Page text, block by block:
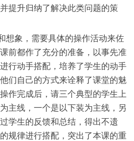
提升归纳了解决此类问题的策
想象，需要具体的操作活动来佐
前都作了充分的准备，以事先准
行动手搭配，培养了学生的动手
们自己的方式来诠释了课堂的魅
作完成后，请三个典型的学生上
主线，一个是以下装为主线，另
学生的反馈和总结，得出不遗
规律进行搭配，突出了本课的重